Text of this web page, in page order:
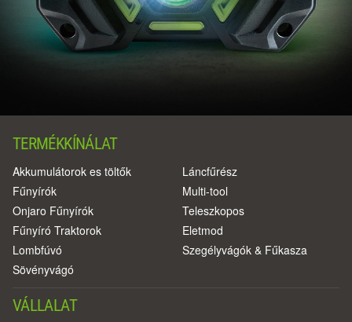
TERMÉKKÍNÁLAT
Akkumulátorok es töltők
Fűnyírók
Onjaro Fűnyírók
Fűnyíró Traktorok
Lombfúvó
Sövényvágó
Láncfűrész
Multi-tool
Teleszkopos
Eletmod
Szegélyvágók & Fűkasza
VÁLLALAT